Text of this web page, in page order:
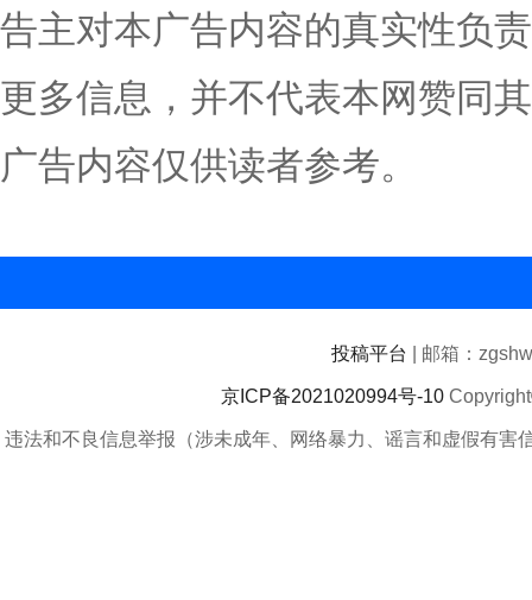
告主对本广告内容的真实性负
更多信息，并不代表本网赞同
广告内容仅供读者参考。
投稿平台 | 邮箱：
京ICP备2021020994号-10
违法和不良信息举报（涉未成年、网络暴力、谣言和虚假有